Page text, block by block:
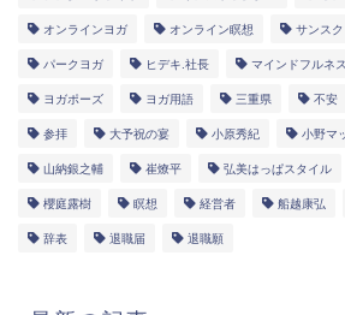
オンラインヨガ オンライン瞑想 サンス
パークヨガ ヒデキ.社長 マインドフルネス
ヨガポーズ ヨガ用語 三重県 不安
参拝 大予祝の宴 小原秀紀 小野マ
山納銀之輔 崔燎平 弘美はっぱスタイル
櫻庭露樹 瞑想 経営者 船越康弘
辞表 退職届 退職願